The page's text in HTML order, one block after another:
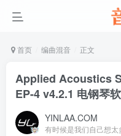
首页 编曲混音 正文
Applied Acoustics
EP-4 v4.2.1 电钢琴
YINLAA.COM